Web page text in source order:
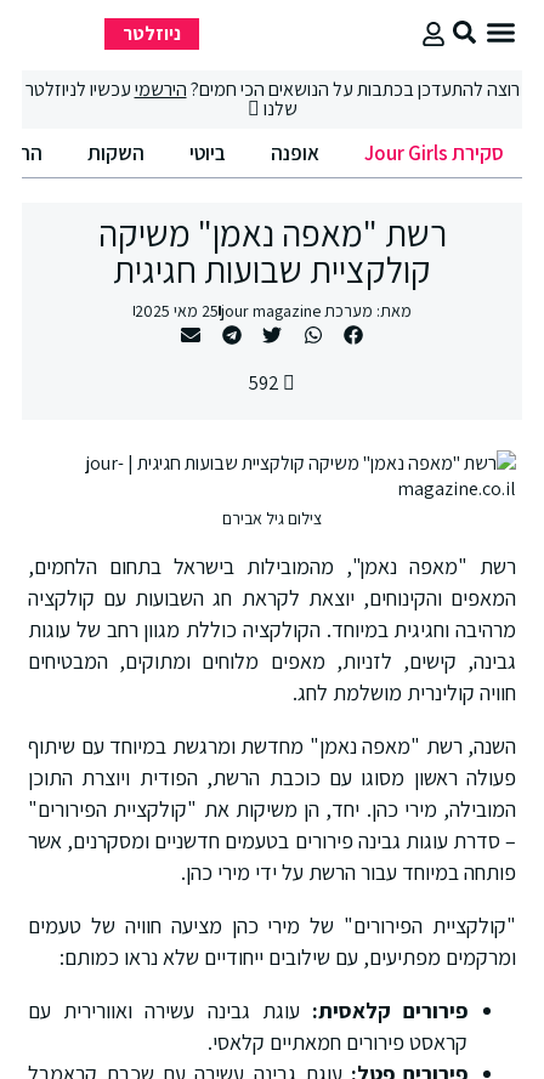
ניוזלטר
רוצה להתעדכן בכתבות על הנושאים הכי חמים?הירשמיעכשיו לניוזלטר
שלנו
סקירת Jour Girls אופנה ביוטי השקות
רשת "מאפה נאמן" משיקה
קולקציית שבועות חגיגית
מאת: מערכת jour magazine 25 מאי 2025
צילום גיל אבירם
רשת "מאפה נאמן", מהמובילות בישראל בתחום הלחמים,
המאפים והקינוחים, יוצאת לקראת חג השבועות עם קולקציה
מרהיבה וחגיגית במיוחד. הקולקציה כוללת מגוון רחב של עוגות
גבינה, קישים, לזניות, מאפים מלוחים ומתוקים, המבטיחים
חוויה קולינרית מושלמת לחג.
השנה, רשת "מאפה נאמן" מחדשת ומרגשת במיוחד עם שיתוף
פעולה ראשון מסוגו עם כוכבת הרשת, הפודית ויוצרת התוכן
המובילה, מירי כהן. יחד, הן משיקות את "קולקציית הפירורים"
– סדרת עוגות גבינה פירורים בטעמים חדשניים ומסקרנים, אשר
פותחה במיוחד עבור הרשת על ידי מירי כהן.
"קולקציית הפירורים" של מירי כהן מציעה חוויה של טעמים
ומרקמים מפתיעים, עם שילובים ייחודיים שלא נראו כמותם:
פירורים קלאסית: עוגת גבינה עשירה ואוורירית עם
קראסט פירורים חמאתיים קלאסי.